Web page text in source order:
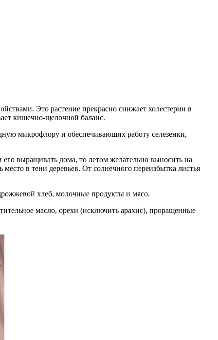
Это растение прекрасно снижает холестерин в
кишечно-щелочной баланс.
микрофлору и обеспечивающих работу селезенки,
выращивать дома, то летом желательно выносить на
в тени деревьев. От солнечного переизбытка листья
хлеб, молочные продукты и мясо.
масло, орехи (исключить арахис), проращенные